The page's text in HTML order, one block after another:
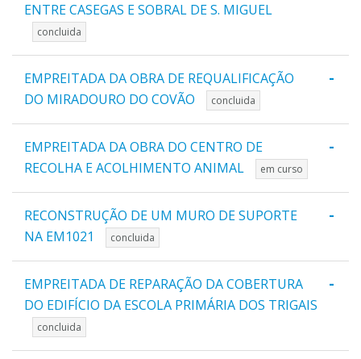
ENTRE CASEGAS E SOBRAL DE S. MIGUEL
concluida
-
EMPREITADA DA OBRA DE REQUALIFICAÇÃO
DO MIRADOURO DO COVÃO
concluida
-
EMPREITADA DA OBRA DO CENTRO DE
RECOLHA E ACOLHIMENTO ANIMAL
em curso
-
RECONSTRUÇÃO DE UM MURO DE SUPORTE
NA EM1021
concluida
-
EMPREITADA DE REPARAÇÃO DA COBERTURA
DO EDIFÍCIO DA ESCOLA PRIMÁRIA DOS TRIGAIS
concluida